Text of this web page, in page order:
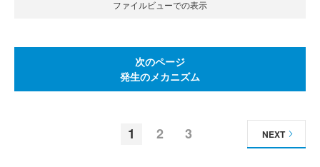
ファイルビューでの表示
次のページ
発生のメカニズム
1 2 3 NEXT